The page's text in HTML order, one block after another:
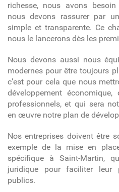
richesse, nous avons besoin
nous devons rassurer par
simple et transparente. Ce
nous le lancerons dès les
Nous devons aussi nous
modernes pour être toujours
c’est pour cela que nous
développement économique,
professionnels, et qui sera
en œuvre notre plan de
Nos entreprises doivent être
exemple de la mise en
spécifique à Saint-Martin,
juridique pour faciliter leur
publics.